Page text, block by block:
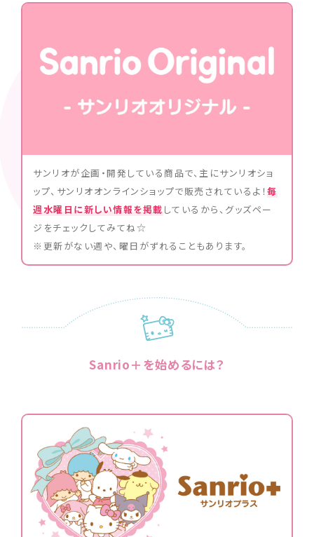
サンリオが企画・開発している商品で、主にサンリオショ
ップ、サンリオオンラインショップで販売されているよ！毎
週水曜日に新しい情報を掲載 しているから、グッズペー
ジをチェックしてみてね☆
※更新がない週や、曜日がずれることもあります。
Sanrio＋を始めるには？